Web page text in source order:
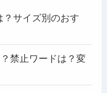
？サイズ別のおす
禁止ワードは？変